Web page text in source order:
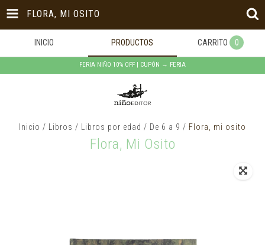
FLORA, MI OSITO
INICIO PRODUCTOS CARRITO 0
FERIA NIÑO 10% OFF | CUPÓN → FERIA
Inicio / Libros / Libros por edad / De 6 a 9 / Flora, mi osito
Flora, Mi Osito